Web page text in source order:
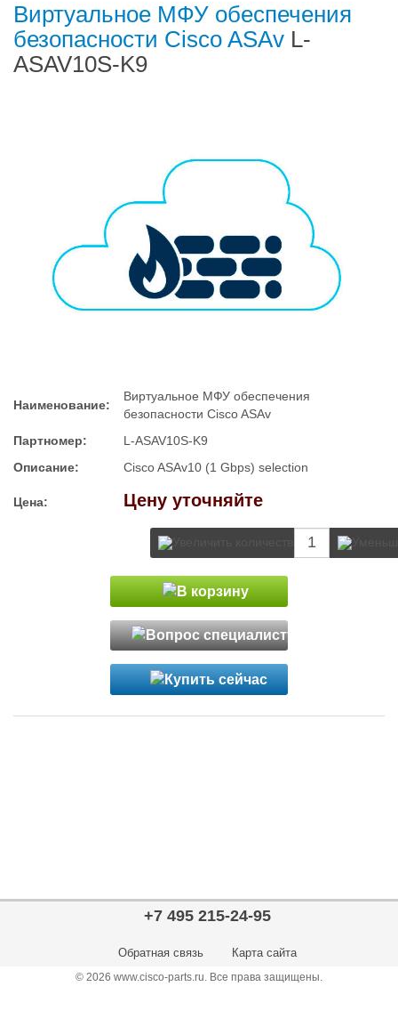
Виртуальное МФУ обеспечения
безопасности Cisco ASAv L-
ASAV10S-K9
Наименование:
Виртуальное МФУ обеспечения
безопасности Cisco ASAv
Партномер:
L-ASAV10S-K9
Описание:
Cisco ASAv10 (1 Gbps) selection
Цена: Цену уточняйте
+7 495 215-24-95
Обратная связь Карта сайта
© 2026 www.cisco-parts.ru. Все права защищены.